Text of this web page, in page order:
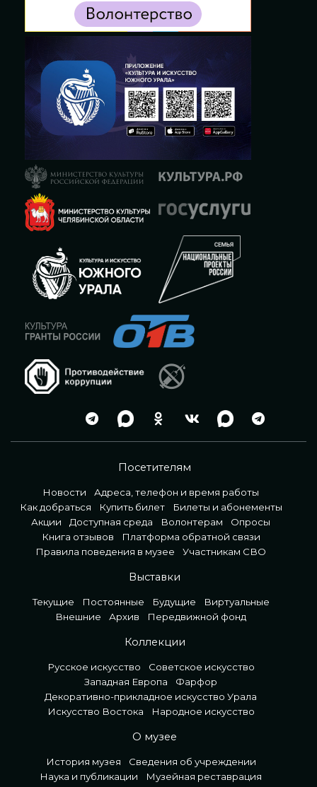
Посетителям
Новости
Адреса, телефон и время работы
Как добраться
Купить билет
Билеты и абонементы
Акции
Доступная среда Волонтерам
Опросы
Книга отзывов
Платформа обратной связи
Правила поведения в музее
Участникам СВО
Выставки
Текущие Постоянные Будущие
Виртуальные
Внешние
Архив Передвижной фонд
Коллекции
Русское искусство
Советское искусство
Западная Европа
Фарфор
Декоративно-прикладное искусство Урала
Искусство Востока
Народное искусство
О музее
История музея
Сведения об учреждении
Наука и публикации
Музейная реставрация